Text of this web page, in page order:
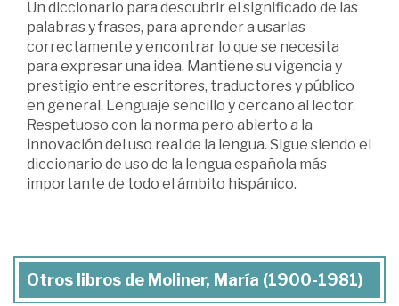
Un diccionario para descubrir el significado de las
palabras y frases, para aprender a usarlas
correctamente y encontrar lo que se necesita
para expresar una idea. Mantiene su vigencia y
prestigio entre escritores, traductores y público
en general. Lenguaje sencillo y cercano al lector.
Respetuoso con la norma pero abierto a la
innovación del uso real de la lengua. Sigue siendo el
diccionario de uso de la lengua española más
importante de todo el ámbito hispánico.
Otros libros de Moliner, María (1900-1981)